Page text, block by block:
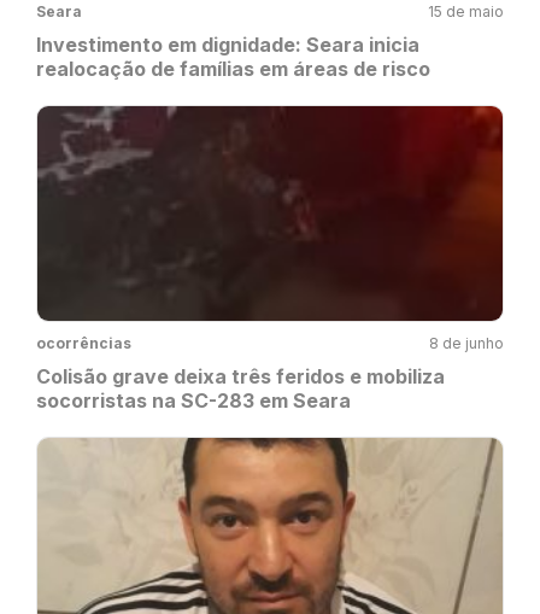
Seara 15 de maio
Investimento em dignidade: Seara inicia
realocação de famílias em áreas de risco
ocorrências 8 de junho
Colisão grave deixa três feridos e mobiliza
socorristas na SC-283 em Seara